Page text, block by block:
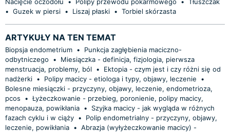
• Guzek w piersi • Liszaj płaski • Torbiel skórzasta
ARTYKUŁY NA TEN TEMAT
Biopsja endometrium •
Punkcja zagłębienia maciczno-
odbytniczego
•
Miesiączka - definicja, fizjologia, pierwsza
menstruacja, problemy, ból
•
Ektopia - czym jest i czy różni się od
nadżerki • Polipy macicy - etiologa i typy, objawy, leczenie
•
Bolesne miesiączki - przyczyny, objawy, leczenie, endometrioza,
pcos
• Łyżeczkowanie - przebieg, poronienie, polipy macicy,
menopauza, powikłania •
Szyjka macicy - jak wygląda w różnych
fazach cyklu i w ciąży •
Polip endometrialny - przyczyny, objawy,
leczenie, powikłania • Abrazja (wyłyżeczkowanie macicy) -